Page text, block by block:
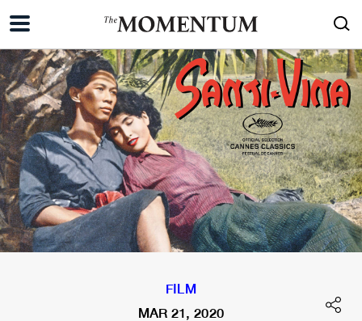
FILM
MAR 21, 2020